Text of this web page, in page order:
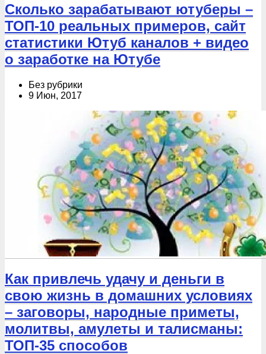
Сколько зарабатывают ютуберы –
ТОП-10 реальных примеров, сайт
статистики Ютуб каналов + видео
о заработке на Ютубе
Без рубрики
9 Июн, 2017
Как привлечь удачу и деньги в
свою жизнь в домашних условиях
– заговоры, народные приметы,
молитвы, амулеты и талисманы:
ТОП-35 способов